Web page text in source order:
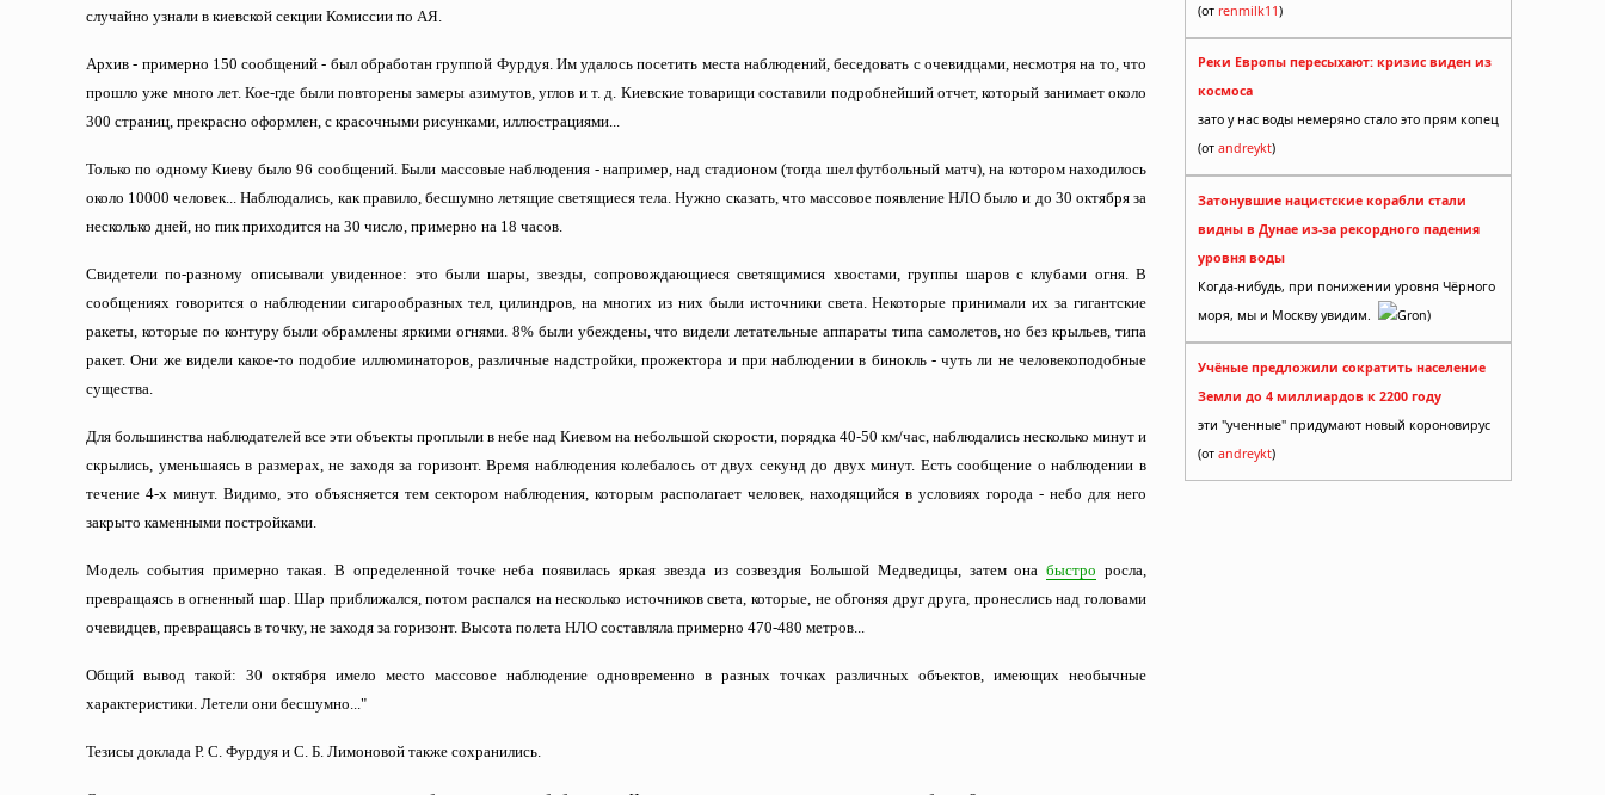
случайно узнали в киевской секции Комиссии по АЯ.
Архив - примерно 150 сообщений - был обработан группой Фурдуя. Им удалось посетить места наблюдений, беседовать с очевидцами, несмотря на то, что
прошло уже много лет. Кое-где были повторены замеры азимутов, углов и т. д. Киевские товарищи составили подробнейший отчет, который занимает около
300 страниц, прекрасно оформлен, с красочными рисунками, иллюстрациями...
Только по одному Киеву было 96 сообщений. Были массовые наблюдения - например, над стадионом (тогда шел футбольный матч), на котором находилось
около 10000 человек... Наблюдались, как правило, бесшумно летящие светящиеся тела. Нужно сказать, что массовое появление НЛО было и до 30 октября за
несколько дней, но пик приходится на 30 число, примерно на 18 часов.
Свидетели по-разному описывали увиденное: это были шары, звезды, сопровождающиеся светящимися хвостами, группы шаров с клубами огня. В
сообщениях говорится о наблюдении сигарообразных тел, цилиндров, на многих из них были источники света. Некоторые принимали их за гигантские
ракеты, которые по контуру были обрамлены яркими огнями. 8% были убеждены, что видели летательные аппараты типа самолетов, но без крыльев, типа
ракет. Они же видели какое-то подобие иллюминаторов, различные надстройки, прожектора и при наблюдении в бинокль - чуть ли не человекоподобные
существа.
Для большинства наблюдателей все эти объекты проплыли в небе над Киевом на небольшой скорости, порядка 40-50 км/час, наблюдались несколько минут и
скрылись, уменьшаясь в размерах, не заходя за горизонт. Время наблюдения колебалось от двух секунд до двух минут. Есть сообщение о наблюдении в
течение 4-х минут. Видимо, это объясняется тем сектором наблюдения, которым располагает человек, находящийся в условиях города - небо для него
закрыто каменными постройками.
Модель события примерно такая. В определенной точке неба появилась яркая звезда из созвездия Большой Медведицы, затем онабыстро росла,
превращаясь в огненный шар. Шар приближался, потом распался на несколько источников света, которые, не обгоняя друг друга, пронеслись над головами
очевидцев, превращаясь в точку, не заходя за горизонт. Высота полета НЛО составляла примерно 470-480 метров...
Общий вывод такой: 30 октября имело место массовое наблюдение одновременно в разных точках различных объектов, имеющих необычные
характеристики. Летели они бесшумно..."
Тезисы доклада Р. С. Фурдуя и С. Б. Лимоновой также сохранились.
(от renmilk11)
Реки Европы пересыхают: кризис виден из
космоса
зато у нас воды немеряно стало это прям копец
(от andreykt)
Затонувшие нацистские корабли стали
видны в Дунае из-за рекордного падения
уровня воды
Когда-нибудь, при понижении уровня Чёрного
моря, мы и Москву увидим.
Gron)
Учёные предложили сократить население
Земли до 4 миллиардов к 2200 году
эти "ученные" придумают новый короновирус
(от andreykt)